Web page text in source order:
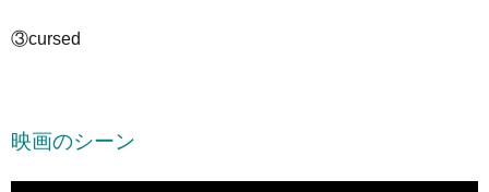
③cursed
映画のシーン